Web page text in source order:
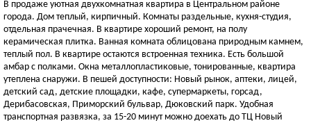
В продаже уютная двухкомнатная квартира в Центральном районе
города. Дом теплый, кирпичный. Комнаты раздельные, кухня-студия,
отдельная прачечная. В квартире хороший ремонт, на полу
керамическая плитка. Ванная комната облицована природным камнем,
теплый пол. В квартире остаются встроенная техника. Есть большой
амбар с полками. Окна металлопластиковые, тонированные, квартира
утеплена снаружи. В пешей доступности: Новый рынок, аптеки, лицей,
детский сад, детские площадки, кафе, супермаркеты, горсад,
Дерибасовская, Приморский бульвар, Дюковский парк. Удобная
транспортная развязка, за 15-20 минут можно доехать до ТЦ Новый